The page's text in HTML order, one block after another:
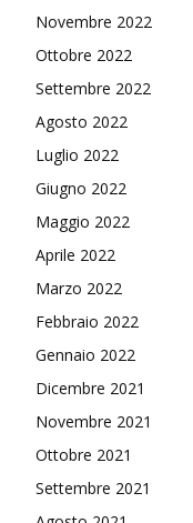
Novembre 2022
Ottobre 2022
Settembre 2022
Agosto 2022
Luglio 2022
Giugno 2022
Maggio 2022
Aprile 2022
Marzo 2022
Febbraio 2022
Gennaio 2022
Dicembre 2021
Novembre 2021
Ottobre 2021
Settembre 2021